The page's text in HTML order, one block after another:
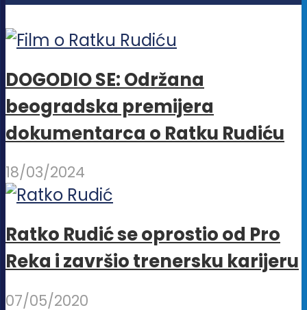
stranici
proizvoda.
DOGODIO SE: Održana
beogradska premijera
dokumentarca o Ratku Rudiću
18/03/2024
Ratko Rudić se oprostio od Pro
Reka i završio trenersku karijeru
07/05/2020